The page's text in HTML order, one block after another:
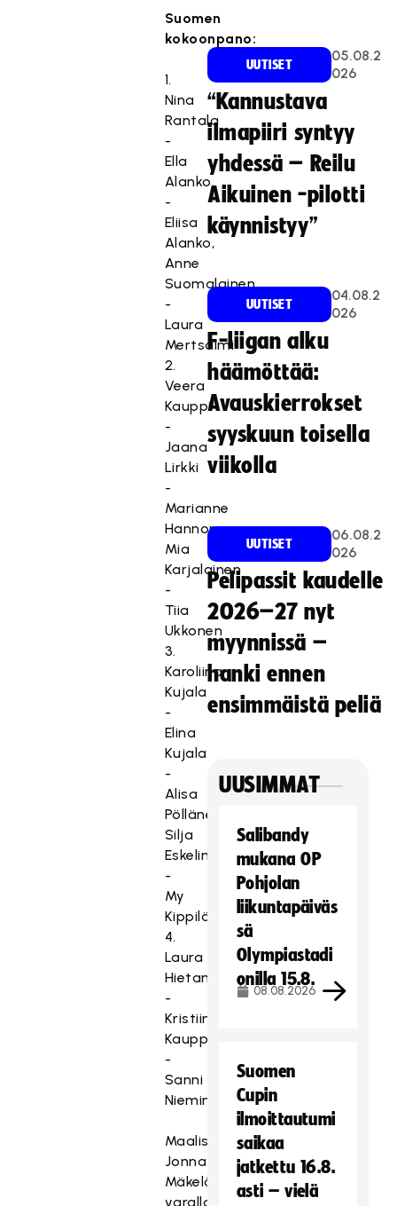
Suomen
kokoonpano:
1.
Nina
Rantala
-
Ella
Alanko
-
Eliisa
Alanko,
Anne
Suomalainen
-
Laura
Mertsalmi
2.
Veera
Kauppi
-
Jaana
Lirkki
-
Marianne
Hannonen,
Mia
Karjalainen
-
Tiia
Ukkonen
3.
Karoliina
Kujala
-
Elina
Kujala
-
Alisa
Pöllänen,
Silja
Eskelinen
-
My
Kippilä
4.
Laura
Hietamäki
-
Kristiina
Kauppila
-
Sanni
Nieminen
Maalissa
Jonna
Mäkelä,
varalla
UUTISET
05.08.2
026
“Kannustava
ilmapiiri syntyy
yhdessä – Reilu
Aikuinen -pilotti
käynnistyy”
UUTISET
04.08.2
026
F-liigan alku
häämöttää:
Avauskierrokset
syyskuun toisella
viikolla
UUTISET
06.08.2
026
Pelipassit kaudelle
2026–27 nyt
myynnissä –
hanki ennen
ensimmäistä peliä
UUSIMMAT
Salibandy
mukana OP
Pohjolan
liikuntapäiväs
sä
Olympiastadi
onilla 15.8.
08.08.2026
Suomen
Cupin
ilmoittautumi
saikaa
jatkettu 16.8.
asti – vielä